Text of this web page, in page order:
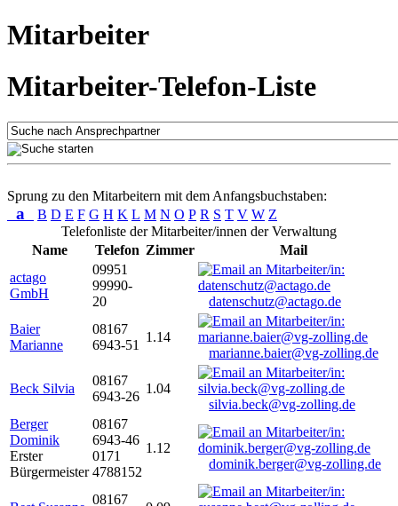
Mitarbeiter
Mitarbeiter-Telefon-Liste
Sprung zu den Mitarbeitern mit dem Anfangsbuchstaben:
a B D E F G H K L M N O P R S T V W Z
Telefonliste der Mitarbeiter/innen der Verwaltung
Name
Telefon Zimmer
Mail
actago
GmbH
09951
99990-
20
datenschutz@actago.de
Baier
Marianne
08167
6943-51
1.14
marianne.baier@vg-zolling.de
Beck Silvia
08167
6943-26
1.04
silvia.beck@vg-zolling.de
Berger
Dominik
Erster
Bürgermeister
08167
6943-46
0171
4788152
1.12
dominik.berger@vg-zolling.de
08167